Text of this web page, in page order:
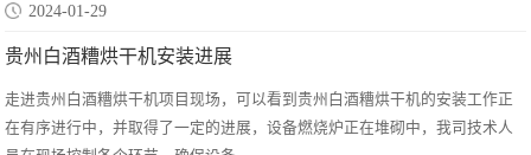
2024-01-29
贵州白酒糟烘干机安装进展
走进贵州白酒糟烘干机项目现场，可以看到贵州白酒糟烘干机的安装工作正
在有序进行中，并取得了一定的进展，设备燃烧炉正在堆砌中，我司技术人